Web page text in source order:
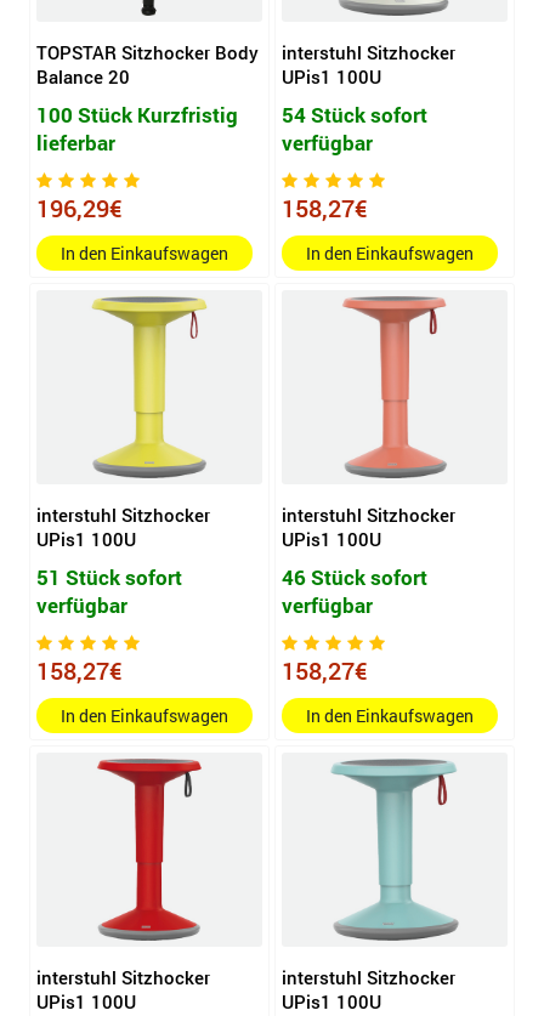
TOPSTAR Sitzhocker Body
Balance 20
100 Stück Kurzfristig
lieferbar
196,29€
In den Einkaufswagen
interstuhl Sitzhocker
UPis1 100U
54 Stück sofort
verfügbar
158,27€
In den Einkaufswagen
interstuhl Sitzhocker
UPis1 100U
51 Stück sofort
verfügbar
158,27€
In den Einkaufswagen
interstuhl Sitzhocker
UPis1 100U
46 Stück sofort
verfügbar
158,27€
In den Einkaufswagen
interstuhl Sitzhocker
UPis1 100U
interstuhl Sitzhocker
UPis1 100U